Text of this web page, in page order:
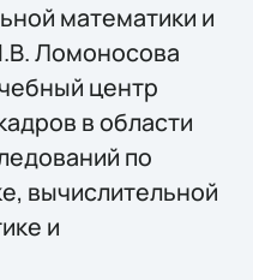
математики и
Ломоносова
центр
в области
по
вычислительной
и